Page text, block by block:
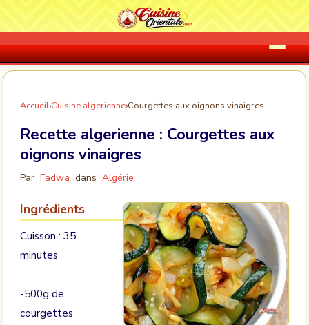
Accueil›Cuisine algerienne›Courgettes aux oignons vinaigres
Recette algerienne : Courgettes aux
oignons vinaigres
Par Fadwa dans Algérie
Ingrédients
Cuisson : 35
minutes
-500g de
courgettes